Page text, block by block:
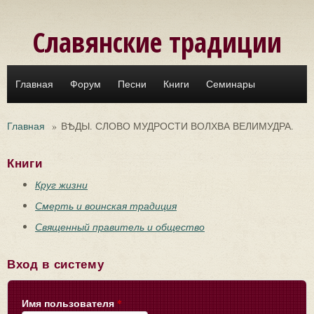
Славянские традиции
Главная Форум Песни Книги Семинары
Главная » ВѢДЫ. СЛОВО МУДРОСТИ ВОЛХВА ВЕЛИМУДРА.
Книги
Круг жизни
Смерть и воинская традиция
Священный правитель и общество
Вход в систему
Имя пользователя *